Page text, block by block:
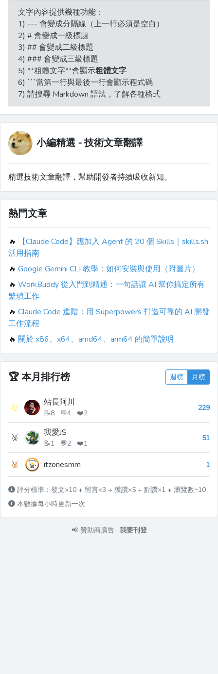
文字內容提供幾種功能：
1) --- 會變成分隔線（上一行必須是空白）
2) # 會變成一級標題
3) ## 會變成二級標題
4) ### 會變成三級標題
5) **粗體文字**會顯示粗體文字
6) ```當第一行與最後一行會顯示程式碼
7) 請搜尋 Markdown 語法，了解各種格式
小編精選 - 技術文章翻譯
精選技術文章翻譯，幫助開發者持續吸收新知。
熱門文章
🔥
【Claude Code】應加入 Agent 的 20 個 Skills｜skills.sh
活用指南
🔥 Google Gemini CLI 教學：如何安裝與使用（附圖片）
🔥 WorkBuddy 從入門到精通：一句話讓 AI 幫你搞定所有
繁瑣工作
🔥 Claude Code 進階：用 Superpowers 打造可靠的 AI 開發
工作流程
🔥 關於 x86、x64、amd64、arm64 的簡單說明
🏆本月排行榜 週榜 月榜
🥇 站長阿川
📝8 💬4 ❤️2
229
🥈 我愛JS
📝1 💬2 ❤️1
51
🥉 itzonesmm 1
評分標準：發文×10 + 留言×3 + 獲讚×5 + 點讚×1 + 瀏覽數÷10
本數據每小時更新一次
📢 贊助商廣告 · 我要刊登